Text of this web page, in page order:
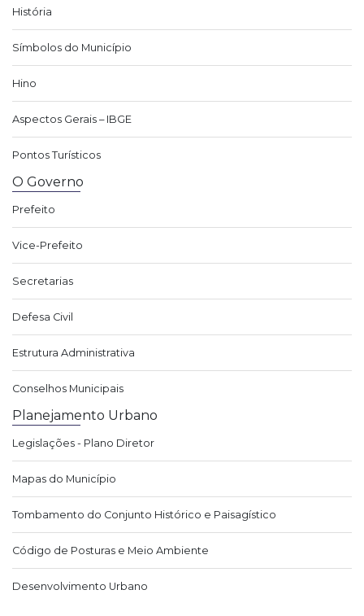
História
Símbolos do Município
Hino
Aspectos Gerais – IBGE
Pontos Turísticos
O Governo
Prefeito
Vice-Prefeito
Secretarias
Defesa Civil
Estrutura Administrativa
Conselhos Municipais
Planejamento Urbano
Legislações - Plano Diretor
Mapas do Município
Tombamento do Conjunto Histórico e Paisagístico
Código de Posturas e Meio Ambiente
Desenvolvimento Urbano